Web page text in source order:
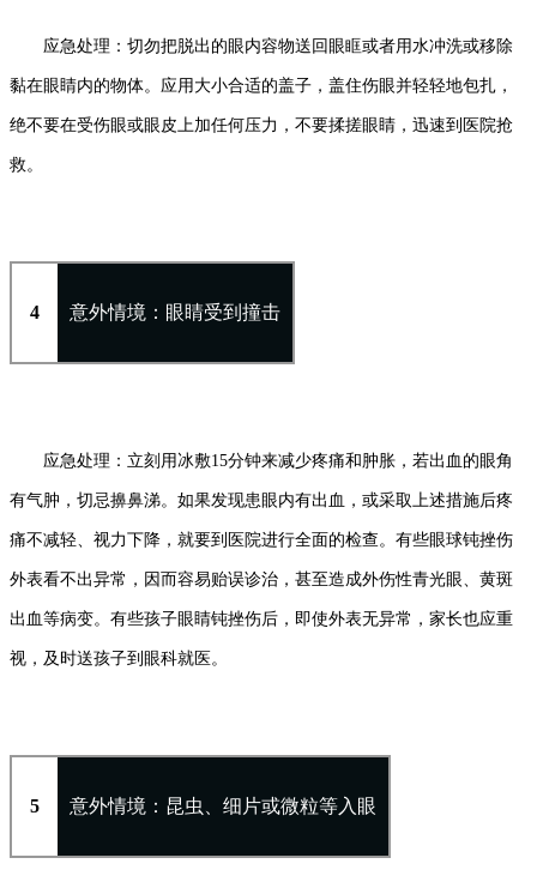
应急处理：切勿把脱出的眼内容物送回眼眶或者用水冲洗或移除
黏在眼睛内的物体。应用大小合适的盖子，盖住伤眼并轻轻地包扎，
绝不要在受伤眼或眼皮上加任何压力，不要揉搓眼睛，迅速到医院抢
救。
4 意外情境：眼睛受到撞击
应急处理：立刻用冰敷15分钟来减少疼痛和肿胀，若出血的眼角
有气肿，切忌擤鼻涕。如果发现患眼内有出血，或采取上述措施后疼
痛不减轻、视力下降，就要到医院进行全面的检查。有些眼球钝挫伤
外表看不出异常，因而容易贻误诊治，甚至造成外伤性青光眼、黄斑
出血等病变。有些孩子眼睛钝挫伤后，即使外表无异常，家长也应重
视，及时送孩子到眼科就医。
5 意外情境：昆虫、细片或微粒等入眼